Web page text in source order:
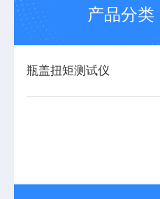
产品分类
瓶盖扭矩测试仪